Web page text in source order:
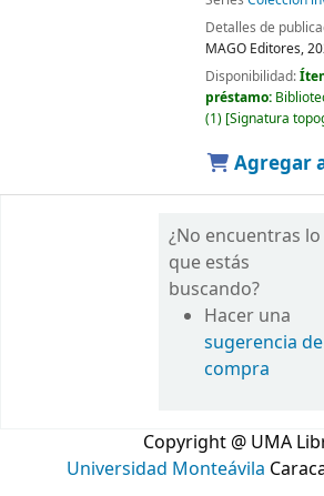
Detalles de
MAGO Editores,
Disponibilidad:
préstamo:
(1) Signatura
Agregar
¿No encuentras lo
que estás
buscando?
Hacer una
sugerencia de
compra
Copyright @ UMA
Universidad Monteávila